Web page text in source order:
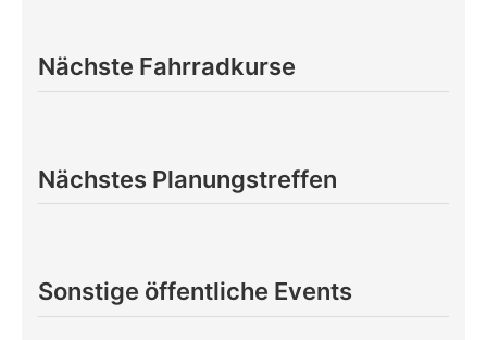
Nächste Fahrradkurse
Nächstes Planungstreffen
Sonstige öffentliche Events